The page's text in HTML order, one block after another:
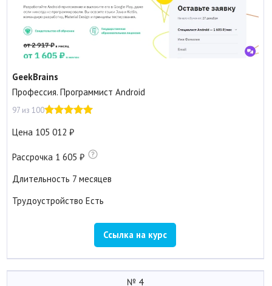
GeekBrains
Профессия. Программист Android
97 из 100
Цена 105 012
Рассрочка 1 605
Длительность 7 месяцев
Трудоустройство Есть
Ссылка на курс
№ 4